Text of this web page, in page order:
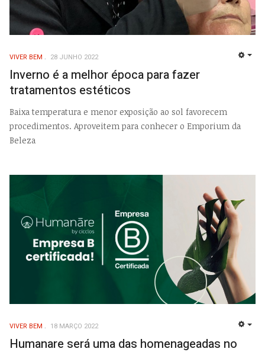
VIVER BEM 28 JUNHO 2022
Inverno é a melhor época para fazer
tratamentos estéticos
Baixa temperatura e menor exposição ao sol favorecem
procedimentos. Aproveitem para conhecer o Emporium da
Beleza
VIVER BEM 18 MARÇO 2022
Humanare será uma das homenageadas no